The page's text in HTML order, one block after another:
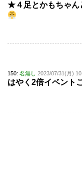
★４足とかもちゃん
150: 名無し 2023/07/31(月)
はやく2倍イベント